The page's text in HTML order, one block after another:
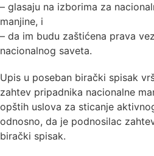
– glasaju na izborima za
manjine, i
– da im budu zaštićena prava
nacionalnog saveta.
Upis u poseban birački spisak
zahtev pripadnika nacionalne
opštih uslova za sticanje
odnosno, da je podnosilac
birački spisak.